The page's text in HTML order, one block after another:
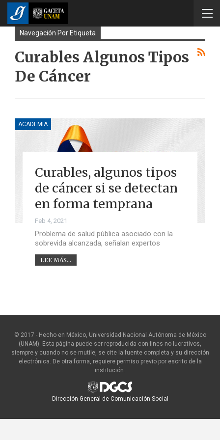
Navegación Por Etiqueta
Curables Algunos Tipos
De Cáncer
ACADEMIA
Curables, algunos tipos
de cáncer si se detectan
en forma temprana
Feb 4, 2021
Problema de salud pública asociado con la
sobrevida alcanzada, señalan expertos
LEE MÁS...
© 2017 - Hecho en México, Universidad Nacional Autónoma de México
(UNAM). Esta página puede ser reproducida con fines no lucrativos,
siempre y cuando no se mutile, se cite la fuente completa y su dirección
electrónica. De otra forma, requiere permiso previo por escrito de la
institución.
Dirección General de Comunicación Social